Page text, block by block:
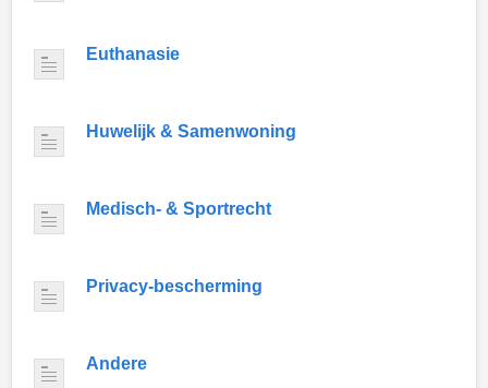
Euthanasie
Huwelijk & Samenwoning
Medisch- & Sportrecht
Privacy-bescherming
Andere